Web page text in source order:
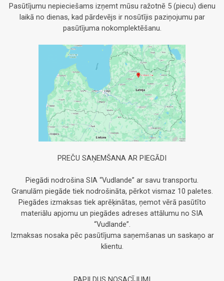
Pasūtījumu nepieciešams izņemt mūsu ražotnē 5 (piecu) dienu
laikā no dienas, kad pārdevējs ir nosūtījis paziņojumu par
pasūtījuma nokomplektēšanu.
PREČU SAŅEMŠANA AR PIEGĀDI
Piegādi nodrošina SIA “Vudlande” ar savu transportu.
Granulām piegāde tiek nodrošināta, pērkot vismaz 10 paletes.
Piegādes izmaksas tiek aprēķinātas, ņemot vērā pasūtīto
materiālu apjomu un piegādes adreses attālumu no SIA
“Vudlande”.
Izmaksas nosaka pēc pasūtījuma saņemšanas un saskaņo ar
klientu.